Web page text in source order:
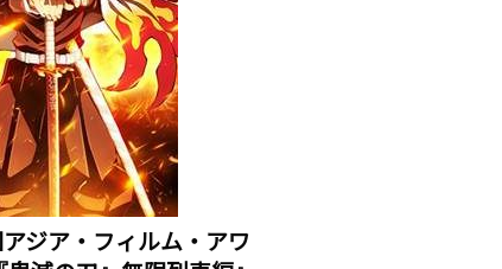
ジア・フィルム・アワ